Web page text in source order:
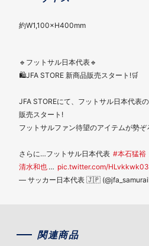
約W1,100×H400mm
🔹フットサル日本代表🔹
🛍️JFA STORE 新商品販売スタート!🛒
JFA STOREにて、フットサル日本代表
販売スタート!
フットサルファン待望のアイテムが勢ぞ
さらに…フットサル日本代表 #本石猛裕
清水和也 … pic.twitter.com/
— サッカー日本代表 🇯🇵
関連商品